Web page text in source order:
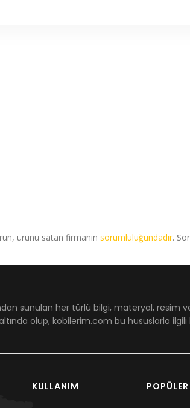
ürünü satan firmanın sorumluluğundadır.
sunulan her türlü bilgi, materyal, resim
olup, kobilerim.com bu hususlarla
KULLANIM POPÜLER